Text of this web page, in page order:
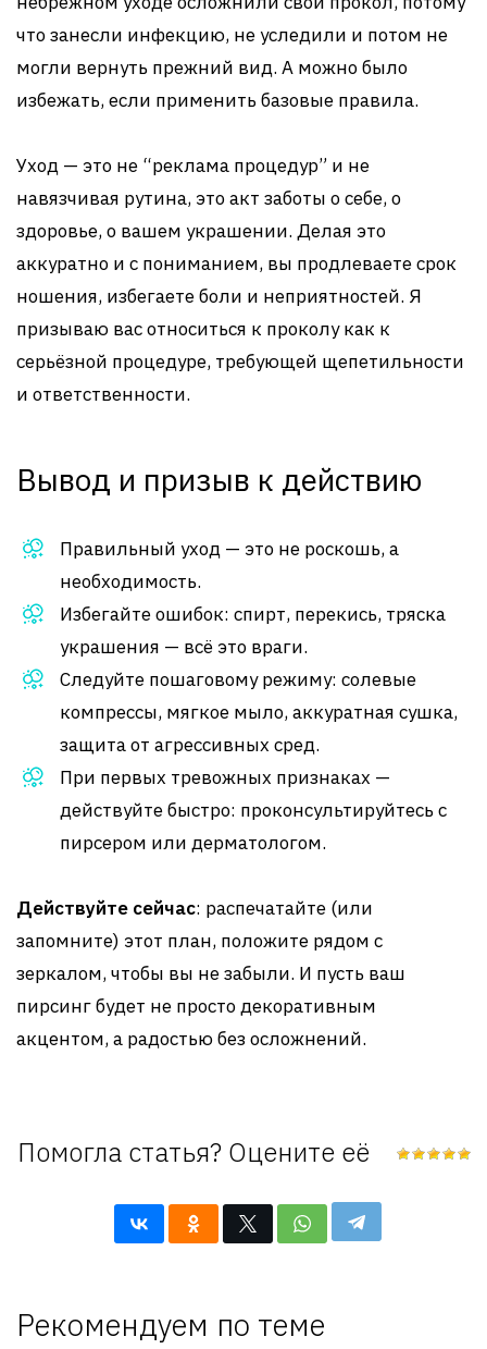
что занесли инфекцию, не уследили и потом не
могли вернуть прежний вид. А можно было
избежать, если применить базовые правила.
Уход — это не “реклама процедур” и не
навязчивая рутина, это акт заботы о себе, о
здоровье, о вашем украшении. Делая это
аккуратно и с пониманием, вы продлеваете срок
ношения, избегаете боли и неприятностей. Я
призываю вас относиться к проколу как к
серьёзной процедуре, требующей щепетильности
и ответственности.
Вывод и призыв к действию
Правильный уход — это не роскошь, а
необходимость.
Избегайте ошибок: спирт, перекись, тряска
украшения — всё это враги.
Следуйте пошаговому режиму: солевые
компрессы, мягкое мыло, аккуратная сушка,
защита от агрессивных сред.
При первых тревожных признаках —
действуйте быстро: проконсультируйтесь с
пирсером или дерматологом.
Действуйте сейчас: распечатайте (или
запомните) этот план, положите рядом с
зеркалом, чтобы вы не забыли. И пусть ваш
пирсинг будет не просто декоративным
акцентом, а радостью без осложнений.
Помогла статья? Оцените её
Рекомендуем по теме